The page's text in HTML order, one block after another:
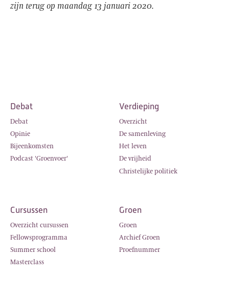
zijn terug op maandag 13 januari 2020.
Debat
Debat
Opinie
Bijeenkomsten
Podcast 'Groenvoer'
Verdieping
Overzicht
De samenleving
Het leven
De vrijheid
Christelijke politiek
Cursussen
Overzicht cursussen
Fellowsprogramma
Summer school
Masterclass
Groen
Groen
Archief Groen
Proefnummer